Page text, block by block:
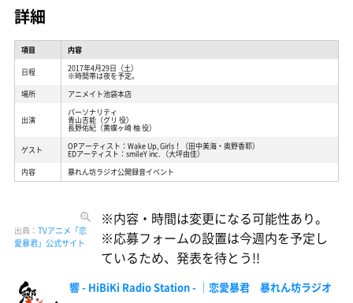
詳細
項目 内容
日程 2017年4月29日（土）
※時間帯は夜を予定。
場所
アニメイト池袋本店
出演
パーソナリティ
青山吉能（グリ 役）
長野佑紀（黄蝶ヶ崎 柚 役）
ゲスト OPアーティスト：Wake Up, Girls！（田中美海・奥野香耶）
EDアーティスト：smileY inc. （大坪由佳）
内容
暴れん坊ラジオ公開録音イベント
出典： TVアニメ「恋
愛暴君」公式サイト
※内容・時間は変更になる可能性あり。
※応募フォームの設置は今週内を予定し
ているため、発表を待とう!!
響 - HiBiKi Radio Station - ｜恋愛暴君 暴れん坊ラジオ